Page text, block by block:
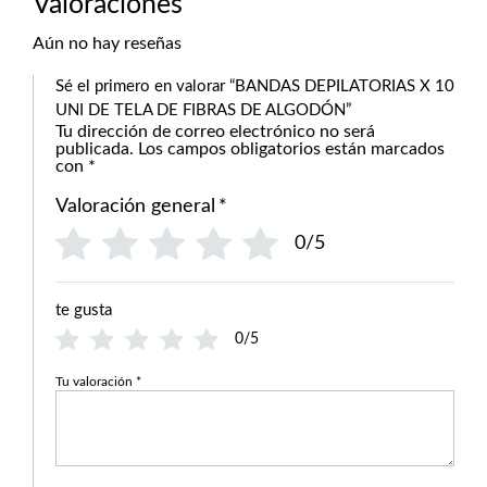
Aún no hay reseñas
Sé el primero en valorar “BANDAS DEPILATORIAS X 10
UNI DE TELA DE FIBRAS DE ALGODÓN”
Tu dirección de correo electrónico no será
publicada. Los campos obligatorios están marcados
con *
Valoración general *
0/5
te gusta
0/5
Tu valoración *